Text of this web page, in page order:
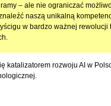
– ale nie ograniczać
naszą unikalną
w bardzo ważnej
katalizatorem rozwoju AI w